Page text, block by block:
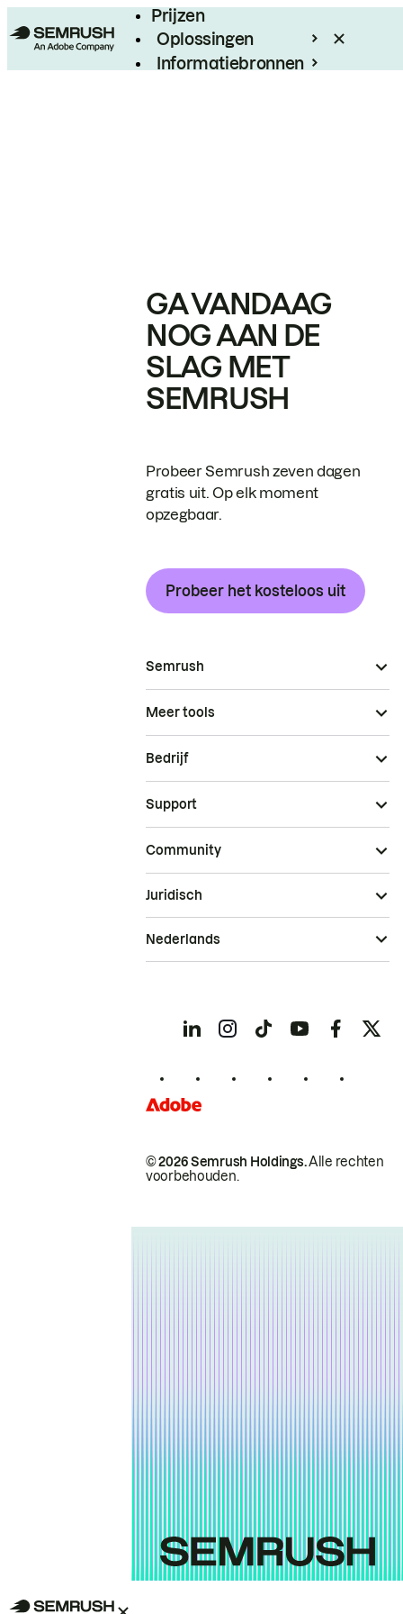
Prijzen
Oplossingen
Informatiebronnen
GA VANDAAG
NOG AAN DE
SLAG MET
SEMRUSH
Probeer Semrush zeven dagen
gratis uit. Op elk moment
opzegbaar.
Probeer het kosteloos uit
Semrush
Meer tools
Bedrijf
Support
Community
© 2026 Semrush Holdings.Alle rechten
voorbehouden.
Juridisch
Nederlands